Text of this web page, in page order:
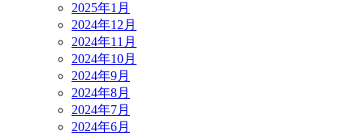
2025年1月
2024年12月
2024年11月
2024年10月
2024年9月
2024年8月
2024年7月
2024年6月